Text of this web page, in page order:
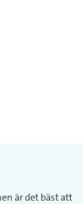
är det bäst att